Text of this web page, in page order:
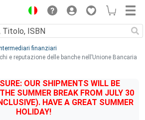
finanziari
e reputazione delle banche nell’Unione Bancaria
OUR SHIPMENTS WILL BE
SUMMER BREAK FROM JULY 30
HAVE A GREAT SUMMER
HOLIDAY!